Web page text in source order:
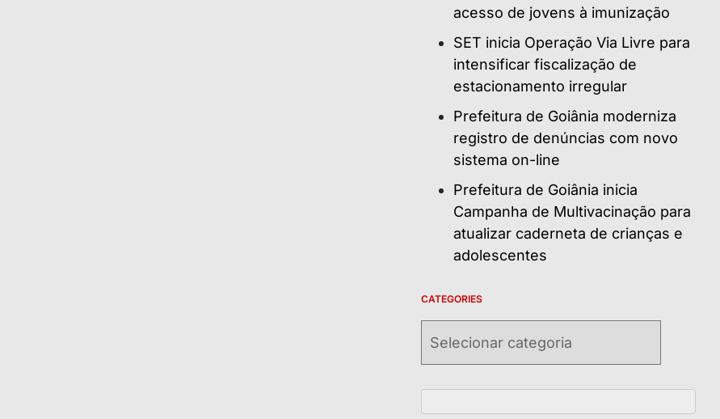
acesso de jovens à imunização
SET inicia Operação Via Livre para
intensificar fiscalização de
estacionamento irregular
Prefeitura de Goiânia moderniza
registro de denúncias com novo
sistema on-line
Prefeitura de Goiânia inicia
Campanha de Multivacinação para
atualizar caderneta de crianças e
adolescentes
CATEGORIES